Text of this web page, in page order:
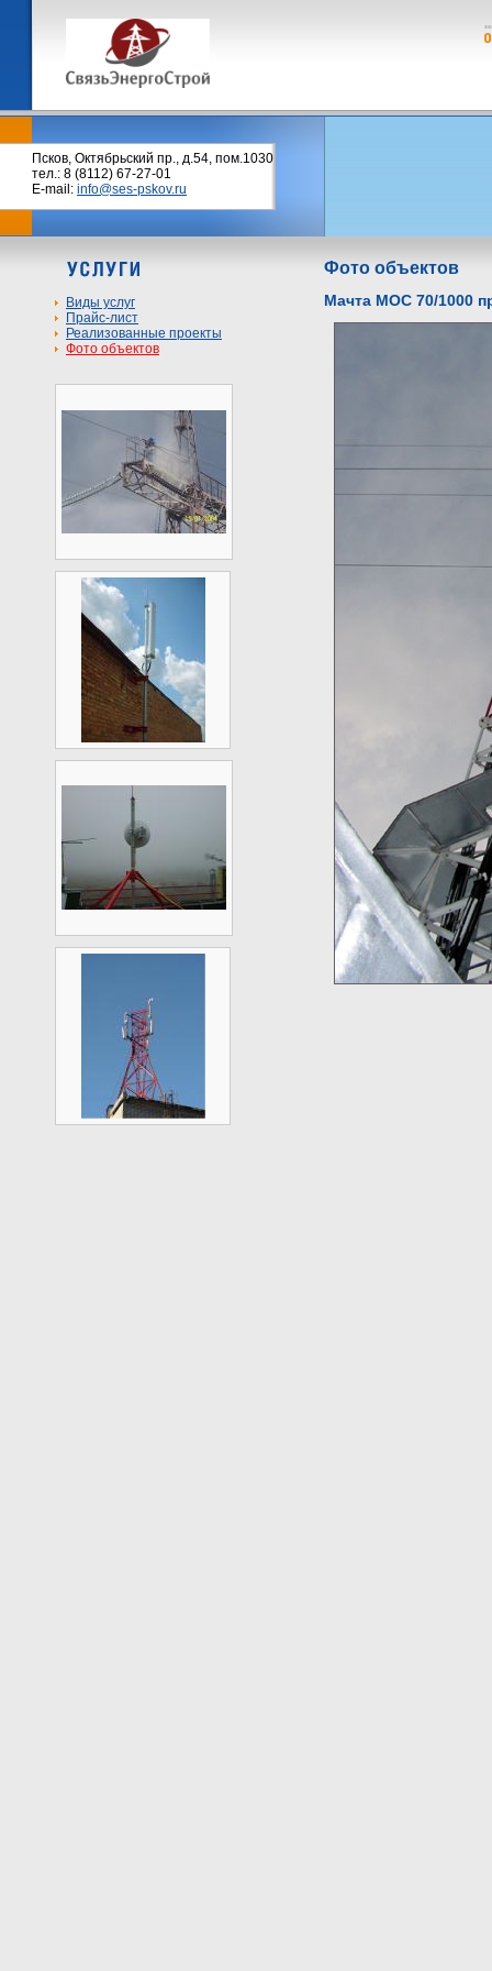
Псков, Октябрьский пр., д.54, пом.1030
тел.: 8 (8112) 67-27-01
E-mail: info@ses-pskov.ru
Виды услуг
Прайс-лист
Реализованные проекты
Фото объектов
Фото объектов
Мачта МОС 70/1000